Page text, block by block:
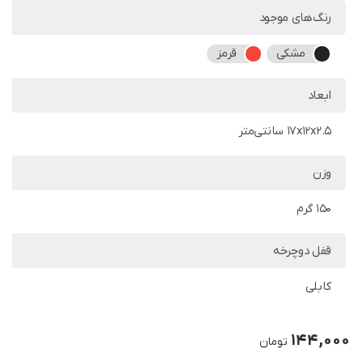
رنگ‌های موجود
مشکی قرمز
ابعاد
17x12x2.5 سانتی‌متر
وزن
150 گرم
قفل دوچرخه
کابلی
144,000 تومان